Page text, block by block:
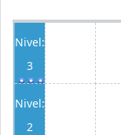
Nivel:
3
Nivel:
2